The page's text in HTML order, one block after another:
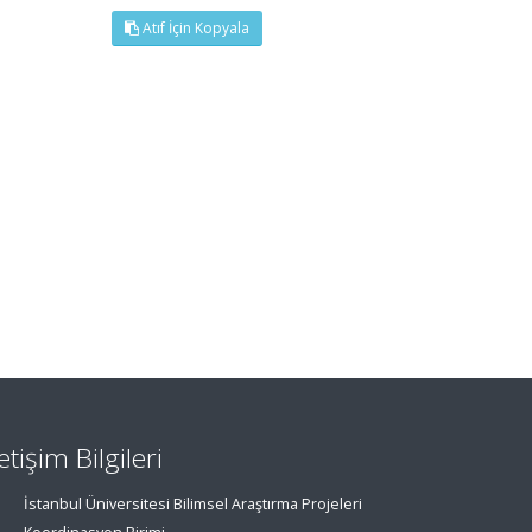
Atıf İçin Kopyala
Bilgileri
İstanbul Üniversitesi Bilimsel Araştırma Projeleri